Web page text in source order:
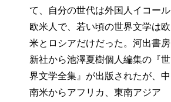
て、自分の世代は外国人イコール
欧米人で、若い頃の世界文学は欧
米とロシアだけだった。河出書房
新社から池澤夏樹個人編集の『世
界文学全集』が出版されたが、中
南米からアフリカ、東南アジア